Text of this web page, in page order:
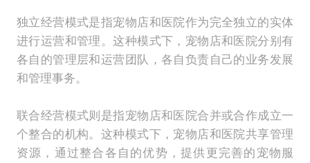
独立经营模式是指宠物店和医院作为完全独立的实体
进行运营和管理。这种模式下，宠物店和医院分别有
各自的管理层和运营团队，各自负责自己的业务发展
和管理事务。
联合经营模式则是指宠物店和医院合并或合作成立一
个整合的机构。这种模式下，宠物店和医院共享管理
资源，通过整合各自的优势，提供更完善的宠物服